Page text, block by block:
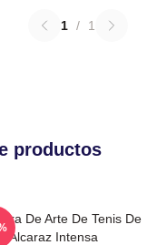
1 / 1
productos
De Arte De Tenis De
Alcaraz Intensa